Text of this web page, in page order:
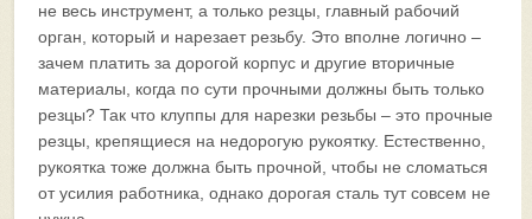
не весь инструмент, а только резцы, главный рабочий
орган, который и нарезает резьбу. Это вполне логично –
зачем платить за дорогой корпус и другие вторичные
материалы, когда по сути прочными должны быть только
резцы? Так что клуппы для нарезки резьбы – это прочные
резцы, крепящиеся на недорогую рукоятку. Естественно,
рукоятка тоже должна быть прочной, чтобы не сломаться
от усилия работника, однако дорогая сталь тут совсем не